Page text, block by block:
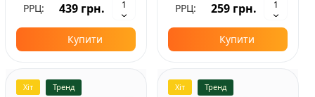
РРЦ: 439 грн.
Купити
РРЦ: 259 грн.
Купити
Хіт Тренд Хіт Тренд